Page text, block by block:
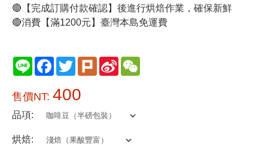
🔴【完成訂購付款確認】後進行烘焙作業，確保新鮮
🔴消費【滿1200元】臺灣本島免運費
Line Facebook
TwitterPlurk Sina
Weibo
售價NT:400
品項:
烘焙: